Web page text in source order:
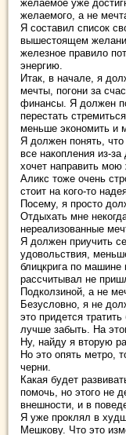
желаемое уже
желаемого, а не
Я составил список
вышестоящем
железное правило
энергию.
Итак, в начале, я
мечты, погони за
финансы. Я должен
перестать
меньше экономить и
Я должен понять, что
все накопления из-
хочет направить мою
Аликс тоже очень
стоит на кого-то
Посему, я просто
Отдыхать мне
нереализованные
Я должен приучить
удовольствия,
блицкрига по
рассчитывал не
Подколзиной, а не
Безусловно, я не
это придется
лучше забыть. На
Ну, найду я вторую
Но это опять метро,
черни.
Какая будет
помочь, но этого не
внешности, и в
Я уже проклял в
Мешкову. Что это